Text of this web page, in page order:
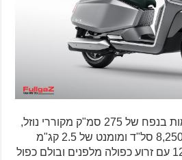
עם מנוע 4 פעימות בנפח של 275 סמ"ק מקוררי נוזל,
בהספק של 21.1 כ"ס ב־8,250 סל"ד ומומנט של 2.5 קג"מ
ב־6,250 סל"ד, חישוקי 12″ עם זרוע כפולה מלפנים ובולם כפול